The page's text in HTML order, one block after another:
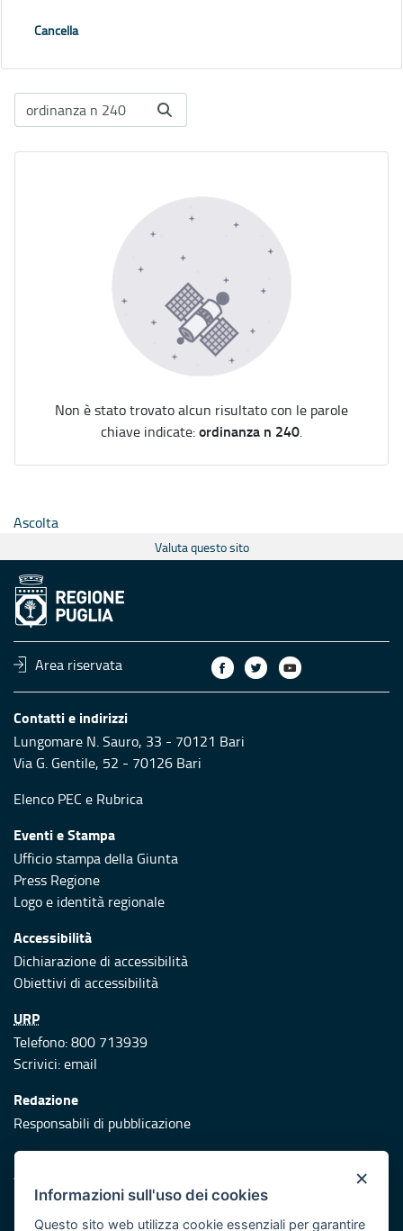
Cancella
Non è stato trovato alcun risultato con le parole
chiave indicate:ordinanza n 240.
Ascolta
Valuta questo sito
Area riservata
Contatti e indirizzi
Lungomare N. Sauro, 33 - 70121 Bari
Via G. Gentile, 52 - 70126 Bari
Elenco PEC e Rubrica
Eventi e Stampa
Ufficio stampa della Giunta
Press Regione
Logo e identità regionale
Accessibilità
Dichiarazione di accessibilità
Obiettivi di accessibilità
URP
Telefono: 800 713939
Scrivici:email
Redazione
Responsabili di pubblicazione
Protezione civile
Vai al sito di Protezione Civile Puglia
Iniziativa finanziata con risorse del POR Puglia 2014/2020 -
×
Informazioni sull'uso dei cookies
Questo sito web utilizza cookie essenziali per garantire